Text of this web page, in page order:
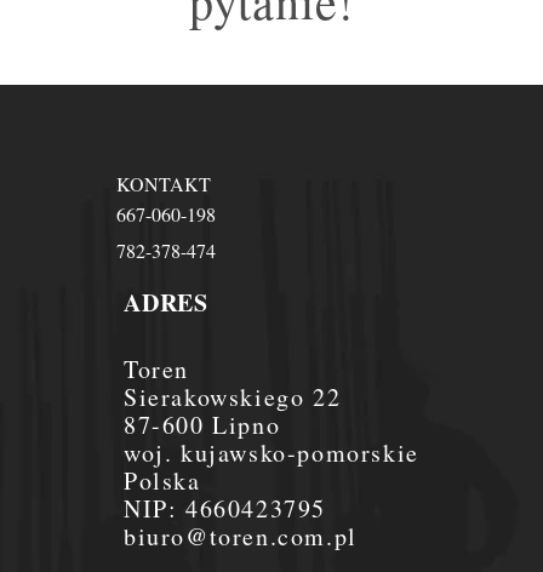
ADRES
Toren
Sierakowskiego 22
87-600 Lipno
woj. kujawsko-pomorskie
Polska
NIP:4660423795
biuro@toren.com.pl
KONTAKT
667-060-198
782-378-474